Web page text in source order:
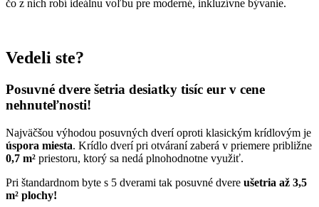
čo z nich robí ideálnu voľbu pre moderné, inkluzívne bývanie.
Vedeli ste?
Posuvné dvere šetria desiatky tisíc eur v cene
nehnuteľnosti!
Najväčšou výhodou posuvných dverí oproti klasickým krídlovým je
úspora miesta. Krídlo dverí pri otváraní zaberá v priemere približne
0,7 m² priestoru, ktorý sa nedá plnohodnotne využiť.
Pri štandardnom byte s 5 dverami tak posuvné dvere ušetria až 3,5
m² plochy!